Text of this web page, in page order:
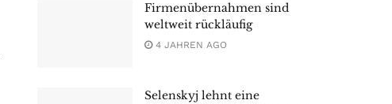
Firmenübernahmen sind
weltweit rückläufig
4 JAHREN AGO
Selenskyj lehnt eine